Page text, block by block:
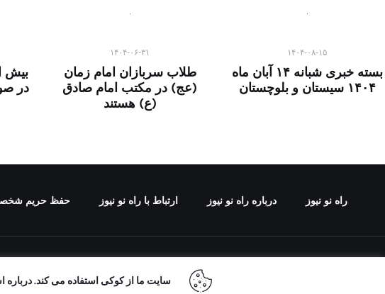
۱۴۰۴-۰۸-۱۵
بسته خبری شبانه ۱۴ آبان ماه
۱۴۰۴ سیستان و بلوچستان
۱۴۰۴-۰۶-۳۱
طلاب سربازان امام زمان
(عج) در مکتب امام صادق
(ع) هستند
در
راه نو نیوز درباره راه‌ نو نیوز ارتباط با راه‌ نو نیوز حفظ حریم
تمامی حقوق مطالب برای "راه
سایت ما از کوکی استفاده می کند. درباره